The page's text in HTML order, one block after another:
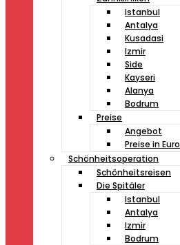
Istanbul
Antalya
Kusadasi
Izmir
Side
Kayseri
Alanya
Bodrum
Preise
Angebot
Preise in Euro
Schönheitsoperation
Schönheitsreisen
Die Spitäler
Istanbul
Antalya
Izmir
Bodrum